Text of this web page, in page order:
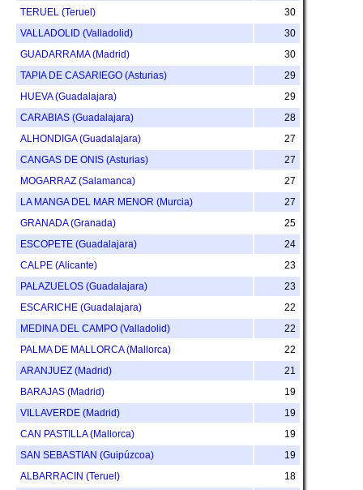
TERUEL (Teruel)
30
VALLADOLID (Valladolid)
30
GUADARRAMA (Madrid)
30
TAPIA DE CASARIEGO (Asturias)
29
HUEVA (Guadalajara)
29
CARABIAS (Guadalajara)
28
ALHONDIGA (Guadalajara)
27
CANGAS DE ONIS (Asturias)
27
MOGARRAZ (Salamanca)
27
LA MANGA DEL MAR MENOR (Murcia)
27
GRANADA (Granada)
25
ESCOPETE (Guadalajara)
24
CALPE (Alicante)
23
PALAZUELOS (Guadalajara)
23
ESCARICHE (Guadalajara)
22
MEDINA DEL CAMPO (Valladolid)
22
PALMA DE MALLORCA (Mallorca)
22
ARANJUEZ (Madrid)
21
BARAJAS (Madrid)
19
VILLAVERDE (Madrid)
19
CAN PASTILLA (Mallorca)
19
SAN SEBASTIAN (Guipúzcoa)
19
ALBARRACIN (Teruel)
18